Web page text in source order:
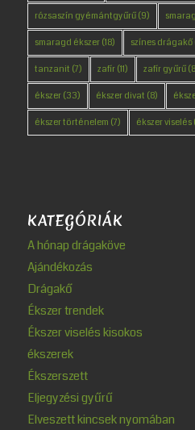
rózsaszín gyémántgyűrű(9)
smaragd ékszer(18) színes drágakő
tanzanit (7) zafír(11) zafír gyűrű
ékszer(33) ékszer divat (8)
ékszer történelem (7) ékszer viselés
KATEGÓRIÁK
A hónap drágaköve
Ajándékozás
Drágakő
Ékszer trendek
Ékszer viselés kisokos
ékszerek
Ékszerszett
Eljegyzési gyűrű
Elveszett kincsek nyomában